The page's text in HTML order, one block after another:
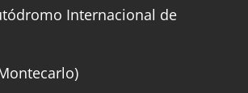
Internacional de